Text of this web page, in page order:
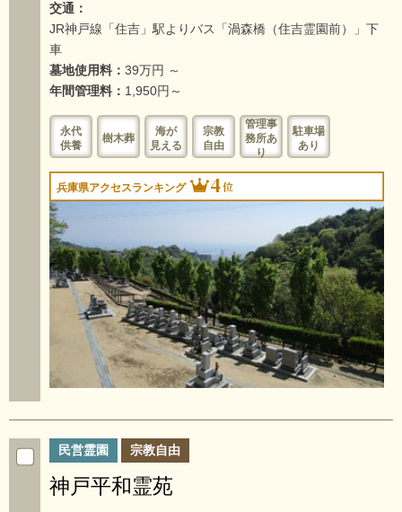
交通：
JR神戸線「住吉」駅よりバス「渦森橋（住吉霊園前）」下
車
墓地使用料： 39万円 ～
年間管理料： 1,950円～
永代
供養
樹木葬
海が
見える
宗教
自由
管理事
務所あ
り
駐車場
あり
兵庫県アクセスランキング 4位
民営霊園 宗教自由
神戸平和霊苑